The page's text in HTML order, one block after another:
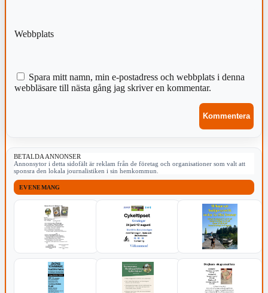
Webbplats
Spara mitt namn, min e-postadress och webbplats i denna
webbläsare till nästa gång jag skriver en kommentar.
BETALDA ANNONSER
Annonsytor i detta sidofält är reklam från de företag och organisationer som valt att
sponsra den lokala journalistiken i sin hemkommun.
EVENEMANG